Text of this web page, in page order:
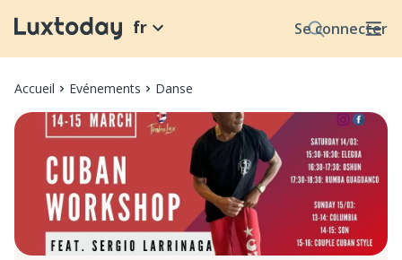
Se connecter
fr
Accueil Evénements Danse